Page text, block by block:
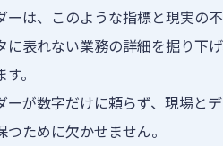
ーは、このような指標と現実の
に表れない業務の詳細を掘り下
。
ーが数字だけに頼らず、現場と
つために欠かせません。